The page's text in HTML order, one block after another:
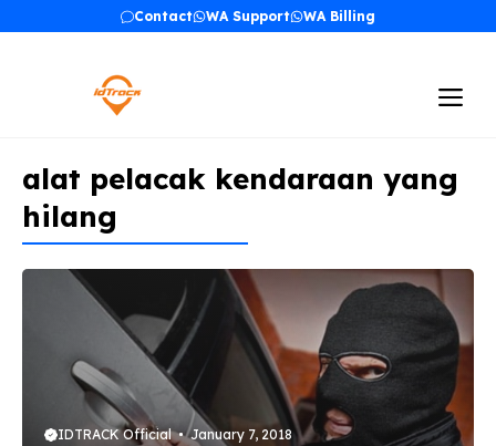
Contact WA Support WA Billing
alat pelacak kendaraan yang
hilang
IDTRACK Official January 7, 2018